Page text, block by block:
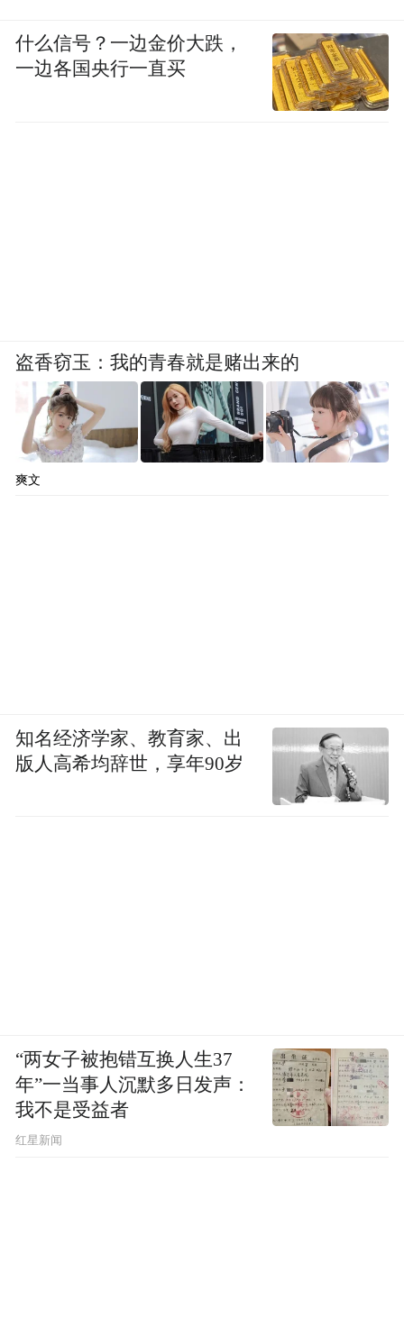
什么信号？一边金价大跌，
一边各国央行一直买
盗香窃玉：我的青春就是赌出来的
爽文
知名经济学家、教育家、出
版人高希均辞世，享年90岁
“两女子被抱错互换人生37
年”一当事人沉默多日发声：
我不是受益者
红星新闻